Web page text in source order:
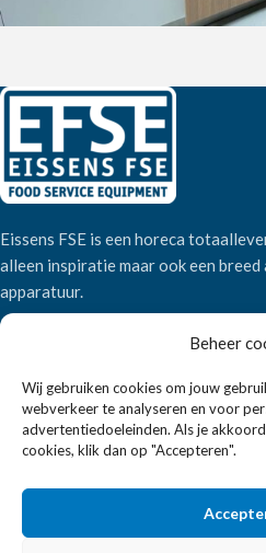
Beheer
Wij gebruiken cookies om jouw
webverkeer te analyseren en voor
advertentiedoeleinden. Als je
cookies, klik dan op "Accepteren".
Eissens FSE is een horeca
alleen inspiratie maar ook een
apparatuur.
Telefoon:+31 6 2708 6347
E-mail:verkoop@eissensfse.nl
KLANTENSERVICE
Over ons